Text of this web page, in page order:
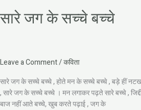
सारे जग के सच्चे बच्चे
Leave a Comment/कविता
सारे जग के सच्चे बच्चे , होते मन के सच्चे बच्चे , बड़े हीं
, सारे जग के सच्चे बच्चे । मन लगाकर पढ़ते सारे बच्चे ,
बाज नहीं आते बच्चे, खुब करते पढ़ाई , जग के